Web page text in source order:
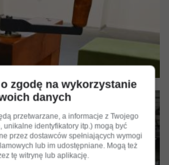
zgodę na wykorzystanie
danych
przetwarzane, a informacje z Twojego
unikalne identyfikatory itp.) mogą być
przez dostawców spełniających wymogi
lub im udostępniane. Mogą też
tę witrynę lub aplikację.